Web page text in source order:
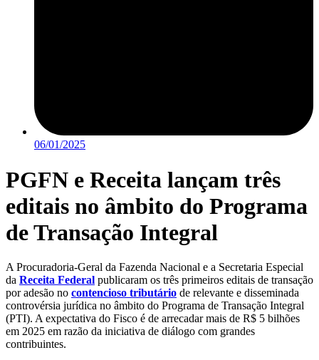
06/01/2025
PGFN e Receita lançam três
editais no âmbito do Programa
de Transação Integral
A Procuradoria-Geral da Fazenda Nacional e a Secretaria Especial
da Receita Federal publicaram os três primeiros editais de transação
por adesão no contencioso tributário de relevante e disseminada
controvérsia jurídica no âmbito do Programa de Transação Integral
(PTI). A expectativa do Fisco é de arrecadar mais de R$ 5 bilhões
em 2025 em razão da iniciativa de diálogo com grandes
contribuintes.